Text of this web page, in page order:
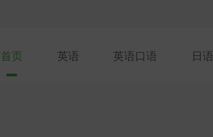
首页 英语 英语口语 日语